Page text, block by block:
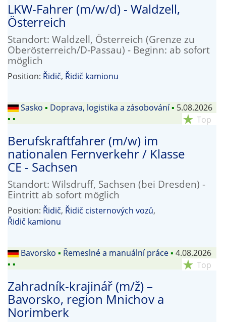
LKW-Fahrer (m/w/d) - Waldzell,
Österreich
Standort: Waldzell, Österreich (Grenze zu
Oberösterreich/D-Passau) - Beginn: ab sofort
möglich
Position: Řidič, Řidič kamionu
Sasko ▪ Doprava, logistika a zásobování▪ 5.08.2026
▪ ▪ star_rate Top
Berufskraftfahrer (m/w) im
nationalen Fernverkehr / Klasse
CE - Sachsen
Standort: Wilsdruff, Sachsen (bei Dresden) -
Eintritt ab sofort möglich
Position: Řidič, Řidič cisternových vozů,
Řidič kamionu
Bavorsko ▪ Řemeslné a manuální práce▪ 4.08.2026
▪ ▪ star_rate Top
Zahradník-krajinář (m/ž) –
Bavorsko, region Mnichov a
Norimberk